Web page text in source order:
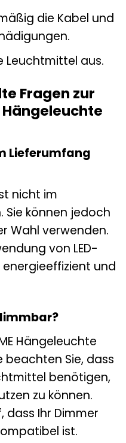
die Kabel und
Leuchtmittel aus.
Fragen zur
Hängeleuchte
Lieferumfang
nicht im
können jedoch
Wahl verwenden.
von LED-
und
Hängeleuchte
beachten Sie, dass
benötigen,
zu können.
dass Ihr Dimmer
ist.